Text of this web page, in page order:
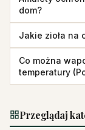
dom?
Jakie zioła na
Co można
temperatury
Przeglądaj